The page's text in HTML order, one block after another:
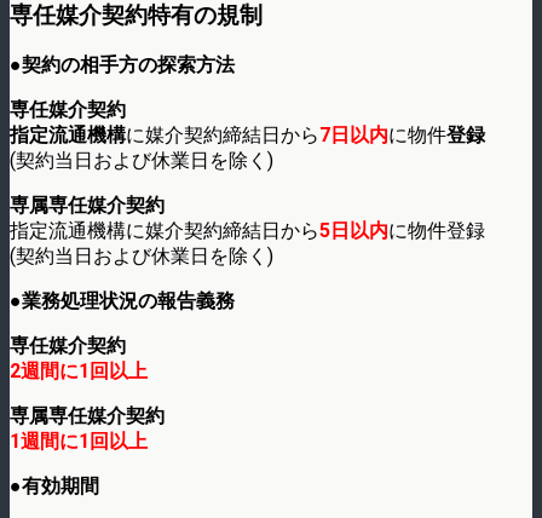
専任媒介契約特有の規制
●契約の相手方の探索方法
専任媒介契約
指定流通機構に媒介契約締結日から7日以内に物件登録
(契約当日および休業日を除く)
専属専任媒介契約
指定流通機構に媒介契約締結日から5日以内に物件登録
(契約当日および休業日を除く)
●業務処理状況の報告義務
専任媒介契約
2週間に1回以上
専属専任媒介契約
1週間に1回以上
●有効期間